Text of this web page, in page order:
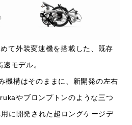
て外装変速機を搭載した、既存
モデル。
機構はそのままに、新開発の左右
やブロンプトンのような三つ
に開発された超ロングケージデ